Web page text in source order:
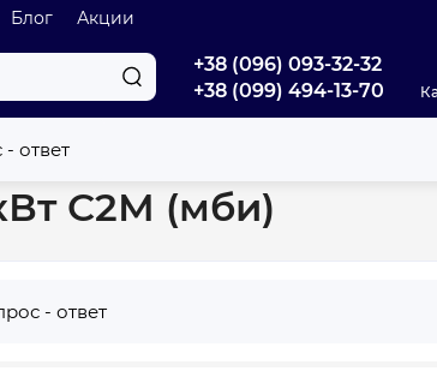
Блог Акции
+38 (096) 093-32-32
+38 (099) 494-13-70
ответ
С2М (мби)
С2М (мби)
- ответ